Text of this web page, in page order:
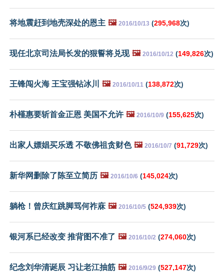
将地震赶到地壳深处的恩主 🖼️ 2016/10/13 (295,968次)
现任北京司法局长发的狠誓将兑现 🖼️ 2016/10/12 (149,826次)
王锋闯火海 王宝强钻冰川 🖼️ 2016/10/11 (138,872次)
朴槿惠要斩首金正恩 美国不允许 🖼️ 2016/10/9 (155,625次)
出家人嫖娼买乐透 不敬佛祖贪财色 🖼️ 2016/10/7 (91,729次)
新华网删除了陈至立简历 🖼️ 2016/10/6 (145,024次)
躺枪！曾庆红跳脚骂何祚庥 🖼️ 2016/10/5 (524,939次)
银河系已经改变 推背图不准了 🖼️ 2016/10/2 (274,060次)
纪念刘华清诞辰 习让老江抽筋 🖼️ 2016/9/29 (527,147次)